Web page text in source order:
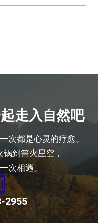
走入自然吧
次都是心灵的疗愈。
到篝火星空，
次相遇。
2955